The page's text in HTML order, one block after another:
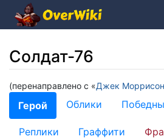
Солдат-76
(перенаправлено с «Джек Моррисон
навигация поиск
Герой Облики
Реплики Граффити